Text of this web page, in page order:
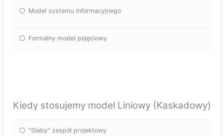
Model systemu informacyjnego
Formalny model pojęciowy
Kiedy stosujemy model Liniowy (Kaskadowy)
"Słaby" zespół projektowy